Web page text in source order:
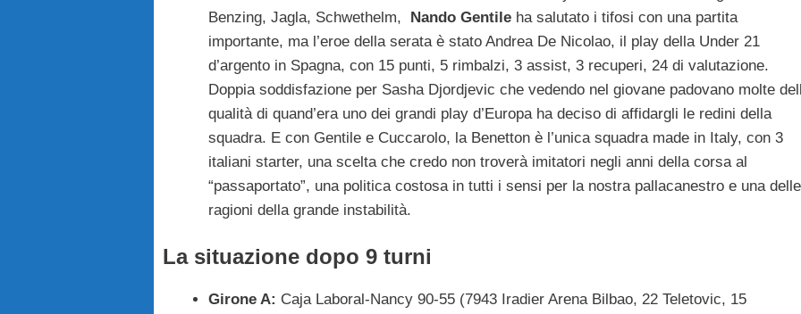
Benzing, Jagla, Schwethelm, Nando Gentile ha salutato i tifosi con una partita
importante, ma l’eroe della serata è stato Andrea De Nicolao, il play della Under 21
d’argento in Spagna, con 15 punti, 5 rimbalzi, 3 assist, 3 recuperi, 24 di valutazione.
Doppia soddisfazione per Sasha Djordjevic che vedendo nel giovane padovano molte
qualità di quand’era uno dei grandi play d’Europa ha deciso di affidargli le redini della
squadra. E con Gentile e Cuccarolo, la Benetton è l’unica squadra made in Italy, con 3
italiani starter, una scelta che credo non troverà imitatori negli anni della corsa al
“passaportato”, una politica costosa in tutti i sensi per la nostra pallacanestro e una delle
ragioni della grande instabilità.
La situazione dopo 9 turni
Girone A: Caja Laboral-Nancy 90-55 (7943 Iradier Arena Bilbao, 22 Teletovic, 15